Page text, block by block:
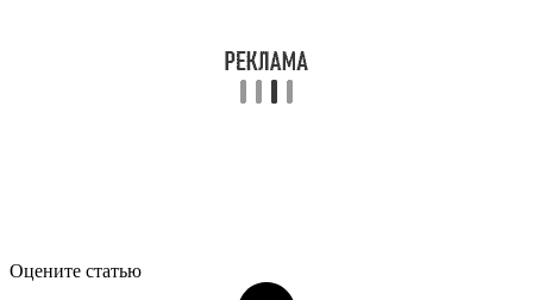
Оцените статью